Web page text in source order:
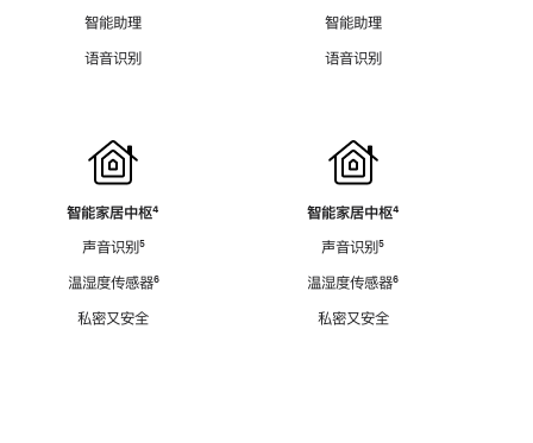
智能助理
语音识别
智能家居中枢脚
⁴
声音识别脚
⁵
温湿度传感器脚
⁶
私密又安全
智能助理
语音识别
智能家居中枢脚
⁴
声音识别脚
⁵
温湿度传感器脚
⁶
私密又安全